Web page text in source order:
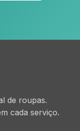
de roupas.
cada serviço.